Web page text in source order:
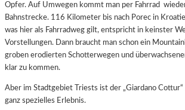
Opfer. Auf Umwegen kommt man per Fahrrad
Bahnstrecke. 116 Kilometer bis nach Porec in
was hier als Fahrradweg gilt, entspricht in keinster
Vorstellungen. Dann braucht man schon ein
groben erodierten Schotterwegen und
klar zu kommen.
Aber im Stadtgebiet Triests ist der „Giardano Cottur“
ganz spezielles Erlebnis.